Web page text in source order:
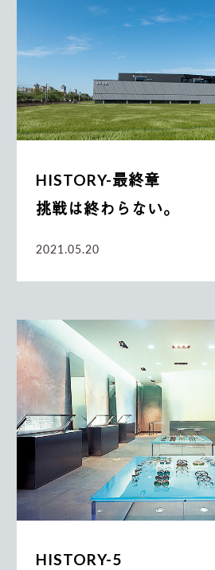
HISTORY-最終章
挑戦は終わらない。
2021.05.20
HISTORY-5